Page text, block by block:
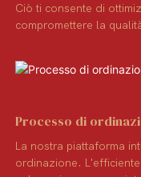
Ciò ti consente di
compromettere la
Processo di
La nostra piattaforma
ordinazione.